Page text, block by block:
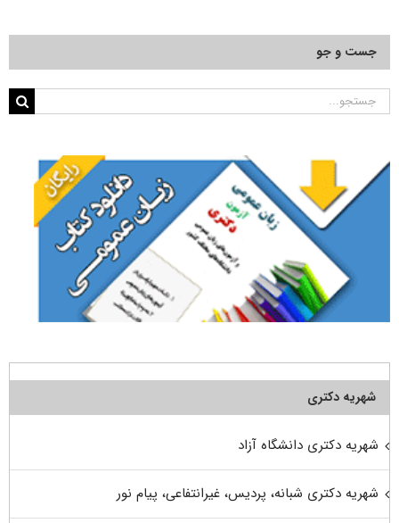
جست و جو
جستجو
شهریه دکتری
شهریه دکتری دانشگاه آزاد
شهریه دکتری شبانه، پردیس، غیرانتفاعی، پیام نور